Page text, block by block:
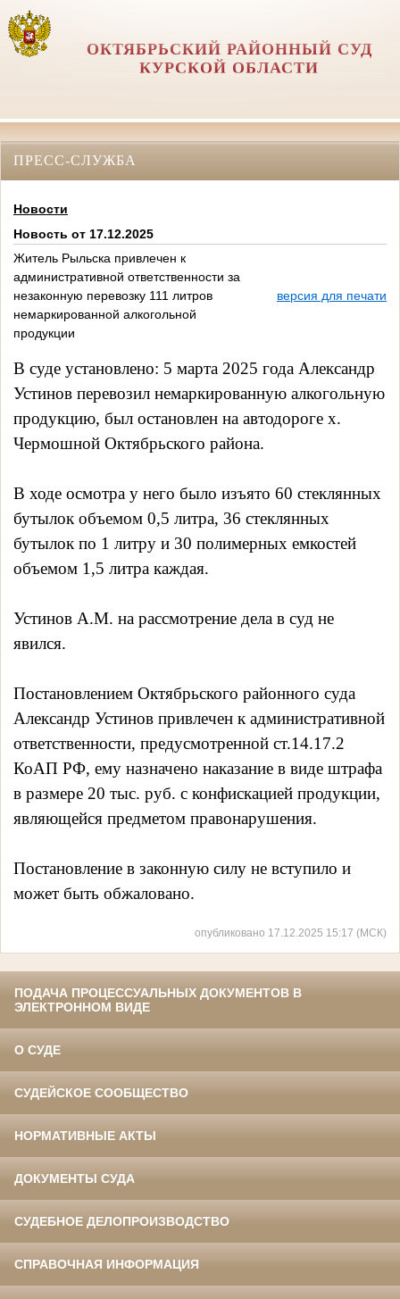
ОКТЯБРЬСКИЙ РАЙОННЫЙ СУД
КУРСКОЙ ОБЛАСТИ
ПРЕСС-СЛУЖБА
Новости
Новость от 17.12.2025
Житель Рыльска привлечен к
административной ответственности за
незаконную перевозку 111 литров
немаркированной алкогольной
продукции
версия для печати
В суде установлено: 5 марта 2025 года Александр
Устинов перевозил немаркированную алкогольную
продукцию, был остановлен на автодороге х.
Чермошной Октябрьского района.
В ходе осмотра у него было изъято 60 стеклянных
бутылок объемом 0,5 литра, 36 стеклянных
бутылок по 1 литру и 30 полимерных емкостей
объемом 1,5 литра каждая.
Устинов А.М. на рассмотрение дела в суд не
явился.
Постановлением Октябрьского районного суда
Александр Устинов привлечен к административной
ответственности, предусмотренной ст.14.17.2
КоАП РФ, ему назначено наказание в виде штрафа
в размере 20 тыс. руб. с конфискацией продукции,
являющейся предметом правонарушения.
Постановление в законную силу не вступило и
может быть обжаловано.
опубликовано 17.12.2025 15:17 (МСК)
ПОДАЧА ПРОЦЕССУАЛЬНЫХ ДОКУМЕНТОВ В
ЭЛЕКТРОННОМ ВИДЕ
О СУДЕ
СУДЕЙСКОЕ СООБЩЕСТВО
НОРМАТИВНЫЕ АКТЫ
ДОКУМЕНТЫ СУДА
СУДЕБНОЕ ДЕЛОПРОИЗВОДСТВО
СПРАВОЧНАЯ ИНФОРМАЦИЯ